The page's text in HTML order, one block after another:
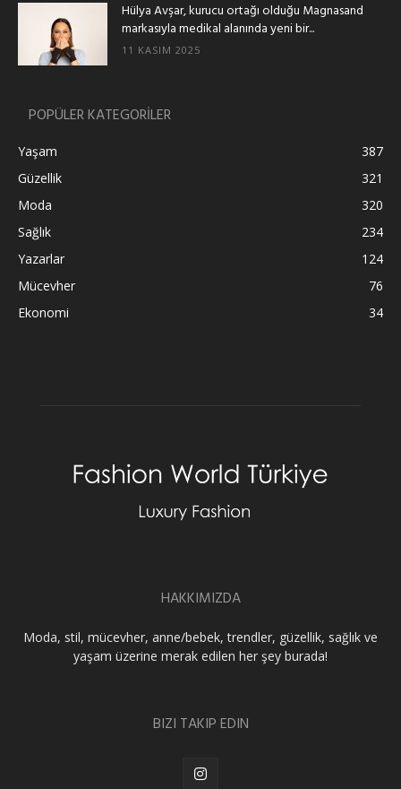
Hülya Avşar, kurucu ortağı olduğu Magnasand
markasıyla medikal alanında yeni bir...
11 KASIM 2025
POPÜLER KATEGORİLER
Yaşam
387
Güzellik
321
Moda
320
Sağlık
234
Yazarlar
124
Mücevher
76
Ekonomi
34
HAKKIMIZDA
Moda, stil, mücevher, anne/bebek, trendler, güzellik, sağlık ve
yaşam üzerine merak edilen her şey burada!
BIZI TAKIP EDIN